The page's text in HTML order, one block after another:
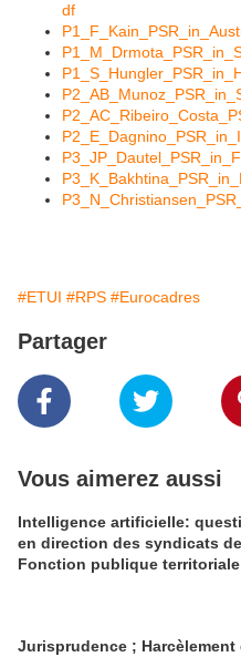
df
#ETUI #RPS #Eurocadres
Partager
Vous aimerez aussi
Intelligence artificielle:
en direction des syndicats
Fonction publique territoriale
Jurisprudence ; Harcèlement